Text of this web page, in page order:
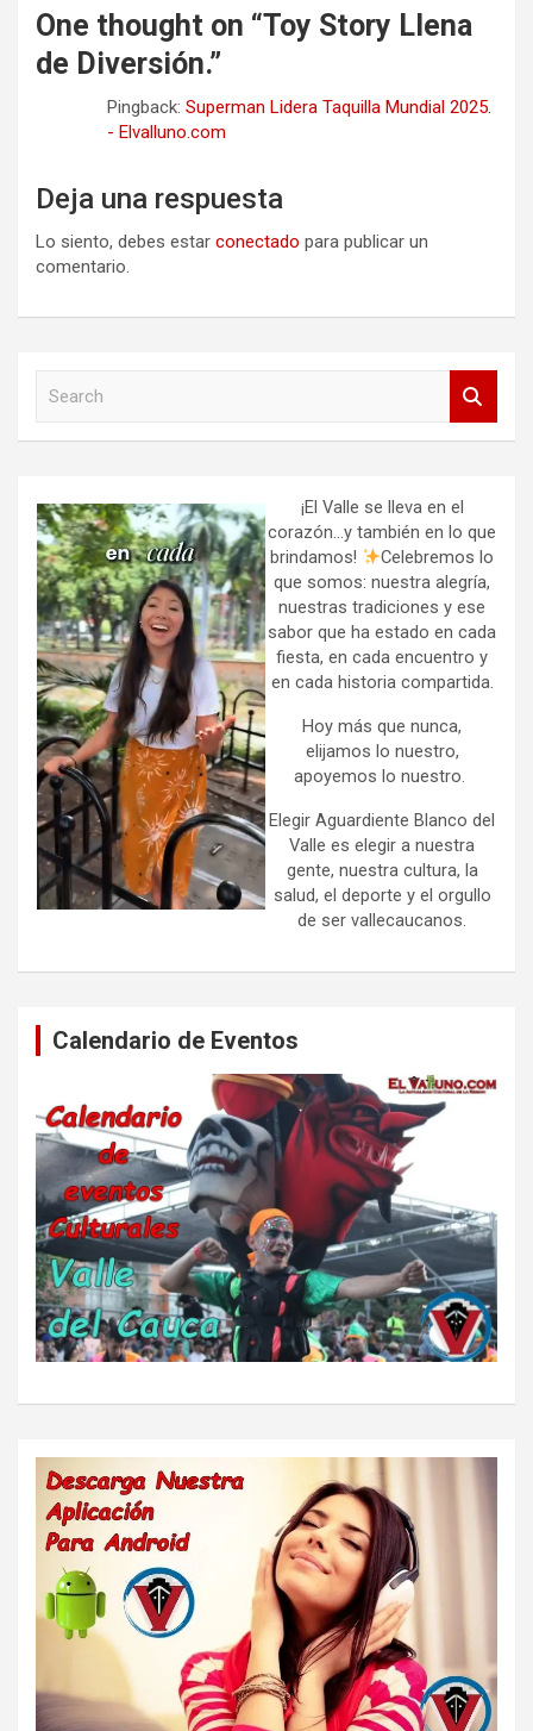
One thought on “Toy Story Llena
de Diversión.”
Pingback: Superman Lidera Taquilla Mundial 2025.
- Elvalluno.com
Deja una respuesta
Lo siento, debes estar conectado para publicar un
comentario.
h
¡El Valle se lleva en el
corazón…y también en lo que
brindamos!
Celebremos lo
que somos: nuestra alegría,
nuestras tradiciones y ese
sabor que ha estado en cada
fiesta, en cada encuentro y
en cada historia compartida.
Hoy más que nunca,
elijamos lo nuestro,
apoyemos lo nuestro.
Elegir Aguardiente Blanco del
Valle es elegir a nuestra
gente, nuestra cultura, la
salud, el deporte y el orgullo
de ser vallecaucanos.
Calendario de Eventos